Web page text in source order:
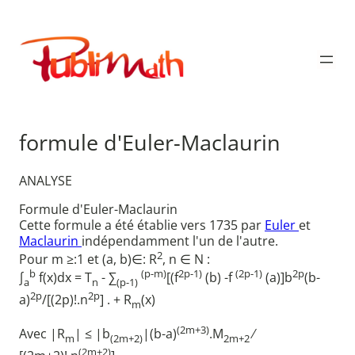
contenu
Publimath
formule d'Euler-Maclaurin
ANALYSE
Formule d'Euler-Maclaurin
Cette formule a été établie vers 1735 par Euler et
Maclaurin indépendamment l'un de l'autre.
Pour m ≥:1 et (a, b)∈: R2, n ∈ N :
∫a
b f(x)dx = Tn - ∑(p-1)
(p-m)[(f2p-1) (b) -f(2p-1) (a)]b2p(b-
a)2p/[(2p)!.n2p] . + Rm(x)
Avec |Rm | ≤ |b(2m+2)|(b-a)(2m+3).M2m+2⁄
(2m+2)